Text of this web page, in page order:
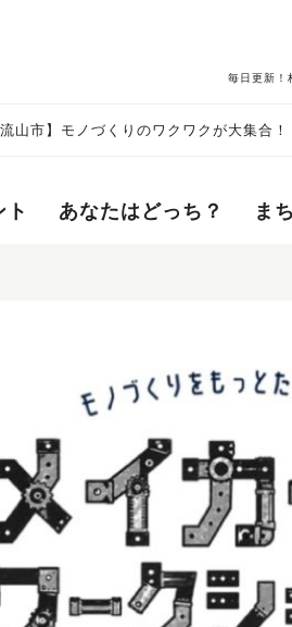
毎日更新！
流山市】モノづくりのワクワクが大集合
ト あなたはどっち？ ま